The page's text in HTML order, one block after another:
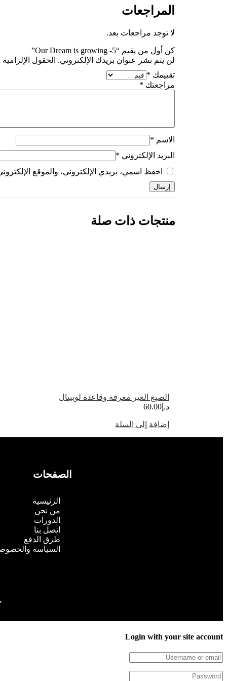
المراجعات
لا توجد مراجعات بعد.
كن أول من يقيم “Our Dream is growing -5”
لن يتم نشر عنوان بريدك الإلكتروني. الحقول
تقييمك *
مراجعتك *
الاسم *
البريد الإلكتروني *
احفظ اسمي، بريدي الإلكتروني، والموقع
منتجات ذات صلة
الصيغ الغير معرفة وقاعدة لوبيتال
د.إ 60.00
إضافة إلى السلة
الصفحات
الرئيسية
من نحن
الدورات
اتصل بنا
طرق الدفع
السياسة
Login with your site account